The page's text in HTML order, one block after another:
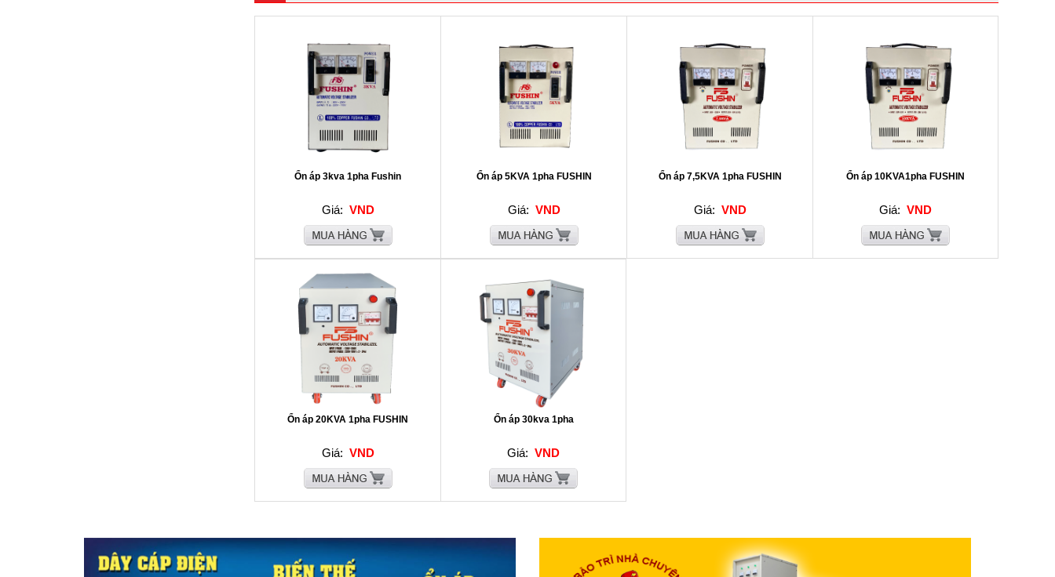
Ổn áp 3kva 1pha Fushin
Giá: VND
Ổn áp 5KVA 1pha FUSHIN
Giá: VND
Ổn áp 7,5KVA 1pha FUSHIN
Giá: VND
Ổn áp 10KVA1pha FUSHIN
Giá: VND
Ổn áp 20KVA 1pha FUSHIN
Giá: VND
Ổn áp 30kva 1pha
Giá: VND